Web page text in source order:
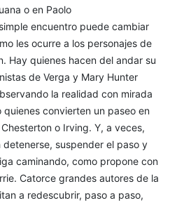
o en Paolo
encuentro puede cambiar
les ocurre a los personajes de
Hay quienes hacen del andar su
de Verga y Mary Hunter
la realidad con mirada
quienes convierten un paseo en
o Irving. Y, a veces,
detenerse, suspender el paso y
caminando, como propone con
Catorce grandes autores de la
a redescubrir, paso a paso,